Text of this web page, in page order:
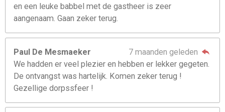
en een leuke babbel met de gastheer is zeer
aangenaam. Gaan zeker terug.
Paul De Mesmaeker
7 maanden geleden
We hadden er veel plezier en hebben er lekker gegeten.
De ontvangst was hartelijk. Komen zeker terug !
Gezellige dorpssfeer !